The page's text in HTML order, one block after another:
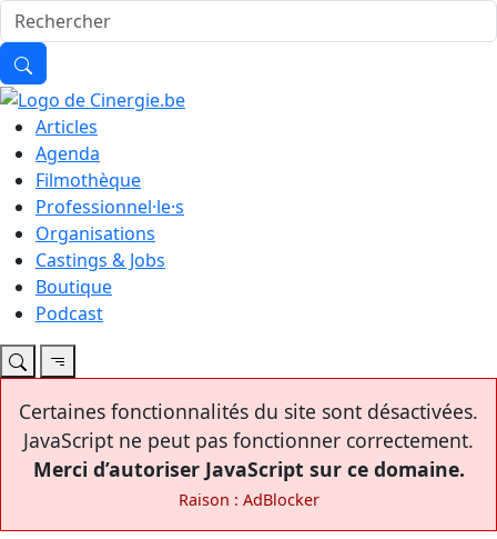
Articles
Agenda
Filmothèque
Professionnel·le·s
Organisations
Castings & Jobs
Boutique
Podcast
Certaines fonctionnalités du site sont désactivées.
JavaScript ne peut pas fonctionner correctement.
Merci d’autoriser JavaScript sur ce domaine.
Raison : AdBlocker